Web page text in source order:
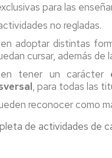
para las
no regladas.
adoptar distintas
cursar, además
tener un carácter
, para todas las
reconocer como
de actividades de